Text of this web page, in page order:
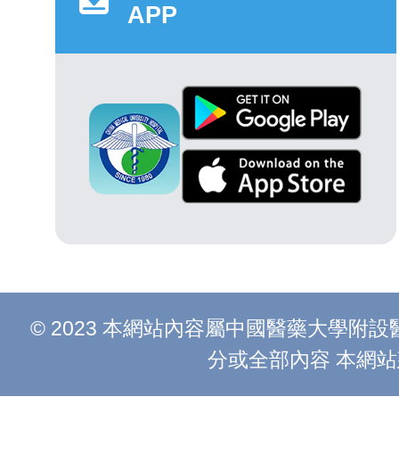
APP
© 2023 本網站內容屬中國醫藥大學附
分或全部內容 本網